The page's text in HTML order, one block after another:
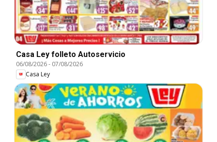
Casa Ley folleto Autoservicio
06/08/2026- 07/08/2026
Casa Ley